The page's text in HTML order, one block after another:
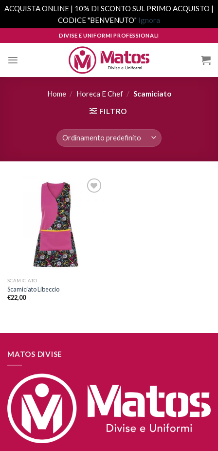
ACQUISTA ONLINE | 10% DI SCONTO SUL PRIMO ACQUISTO |
CODICE "BENVENUTO" Ignora
to
content
DIVISE E UNIFORMI PROFESSIONALI
Home / Horeca E Chef / Scamiciato
FILTRO
SCAMICIATO
Scamiciato Libeccio
€22,00
MATOS DIVISE